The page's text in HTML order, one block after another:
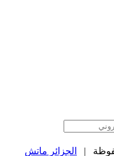
الجزائر ماتش